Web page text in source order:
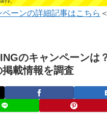
ペーンの詳細記事はこちら
のキャンペーンは
載情報を調査